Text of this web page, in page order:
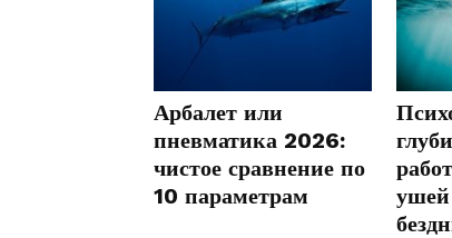
Арбалет или
пневматика 2026:
чистое сравнение по
10 параметрам